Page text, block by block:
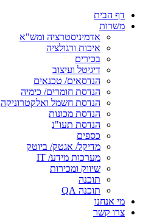
דף הבית
משרות
אדמיניסטרציה ומש"א
איכות ורגולציה
בכירים
דיגיטל ועיצוב
הנדסאים/ טכנאים
הנדסת חומרים/ כימיה
הנדסת חשמל ואלקטרוניקה
הנדסת מכונות
הנדסת תעו"נ
כספים
מדיקל/ אגטק/ ביוטק
מערכות מידע/ IT
שיווק ומכירות
תוכנה
תוכנה QA
מי אנחנו
צרו קשר